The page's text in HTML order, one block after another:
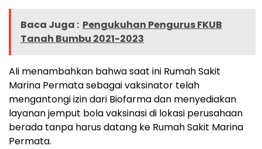
Baca Juga : Pengukuhan Pengurus FKUB
Tanah Bumbu 2021-2023
Ali menambahkan bahwa saat ini Rumah Sakit
Marina Permata sebagai vaksinator telah
mengantongi izin dari Biofarma dan menyediakan
layanan jemput bola vaksinasi di lokasi perusahaan
berada tanpa harus datang ke Rumah Sakit Marina
Permata.